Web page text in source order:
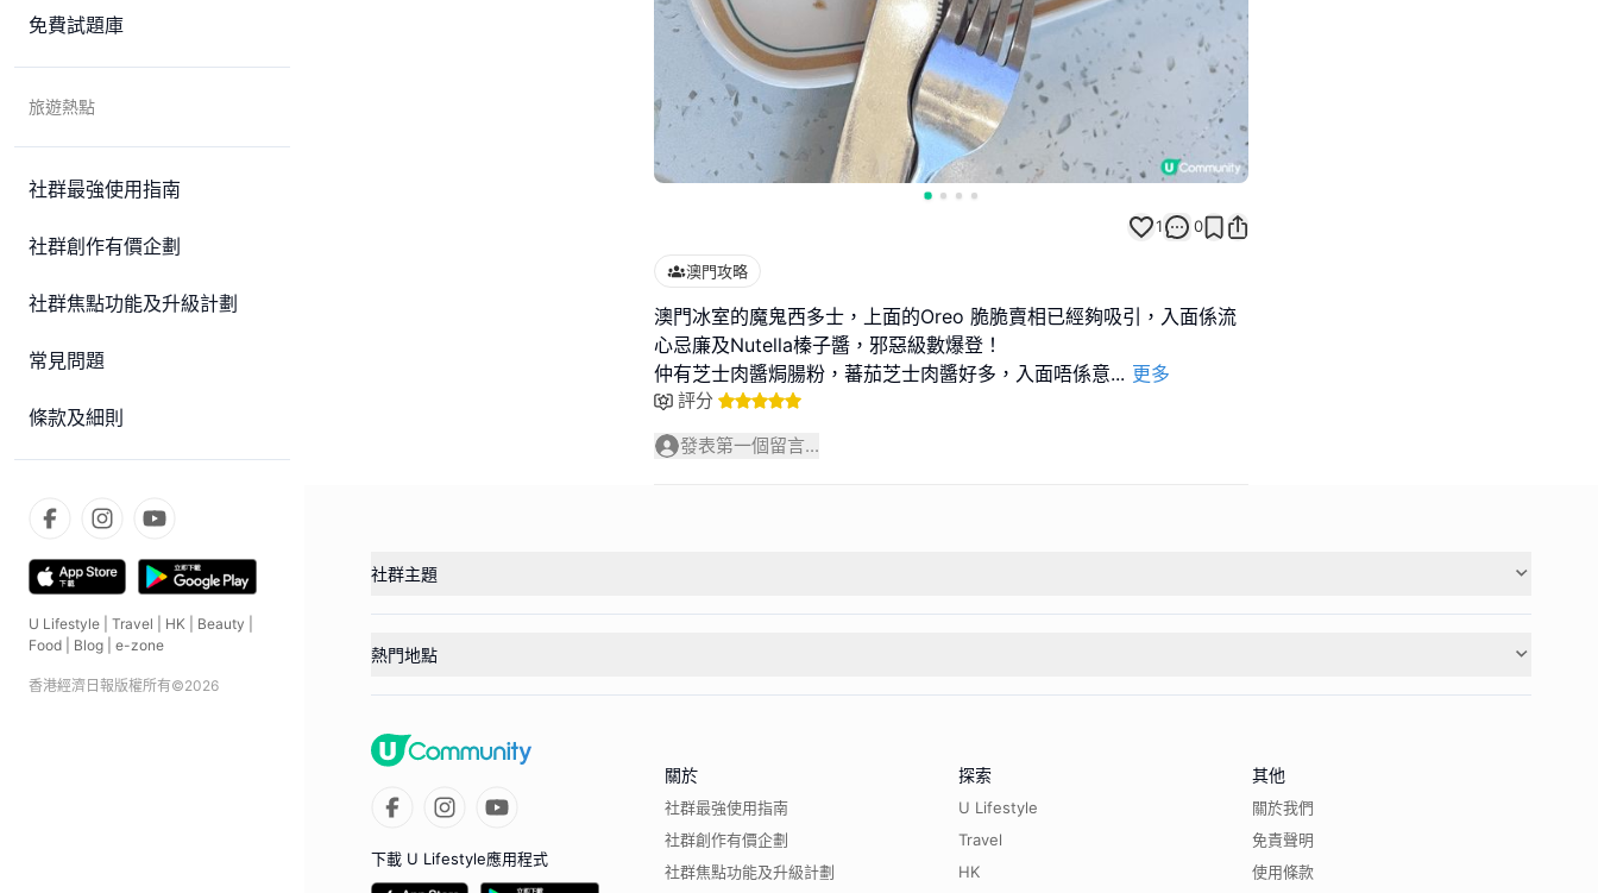
免費試題庫
旅遊熱點
社群最強使用指南
社群創作有價企劃
社群焦點功能及升級計劃
常見問題
條款及細則
U Lifestyle Travel HK Beauty
Food
Blog e-zone
香港經濟日報版權所有©2026
1 0
澳門攻略
澳門冰室的魔鬼西多士，上面的Oreo 脆脆賣相已經夠吸引，入面係流
心忌廉及Nutella榛子醬，邪惡級數爆登！
仲有芝士肉醬焗腸粉，蕃茄芝士肉醬好多，入面唔係意... 更多
評分
發表第一個留言...
社群主題
熱門地點
下載 U Lifestyle應用程式
關於
社群最強使用指南
社群創作有價企劃
社群焦點功能及升級計劃
探索
U Lifestyle
Travel
HK
其他
關於我們
免責聲明
使用條款